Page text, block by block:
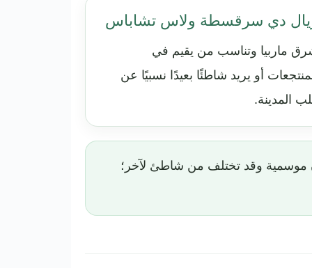
دي سرقسطة ولاس تشاباس
ماربيا وتناسب من يقيم في
أو يريد شاطئًا بعيدًا نسبيًا عن
المدينة.
موسمية وقد تختلف من شاطئ لآخر؛